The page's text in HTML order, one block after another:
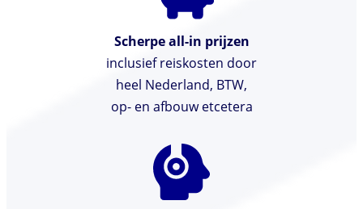
Scherpe all-in prijzen
inclusief reiskosten door
heel Nederland, BTW,
op- en afbouw etcetera